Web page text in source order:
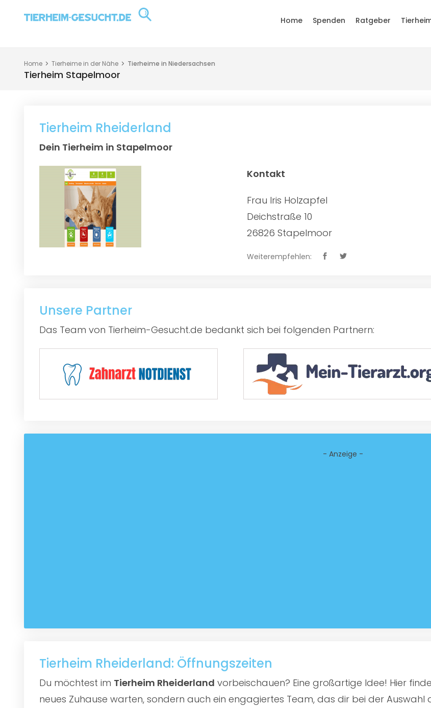
Home Spenden Ratgeber
Home Tierheime in der Nähe Tierheime in Niedersachsen
Tierheim Stapelmoor
Tierheim Rheiderland
Dein Tierheim in Stapelmoor
Kontakt
Frau Iris Holzapfel
Deichstraße 10
26826 Stapelmoor
Weiterempfehlen:
Unsere Partner
Das Team von Tierheim-Gesucht.de bedankt sich bei folgenden Partnern:
- Anzeige -
Tierheim Rheiderland: Öffnungszeiten
Du möchtest im Tierheim Rheiderland vorbeischauen? Eine großartige Idee! Hier
neues Zuhause warten, sondern auch ein engagiertes Team, das dir bei der Auswahl